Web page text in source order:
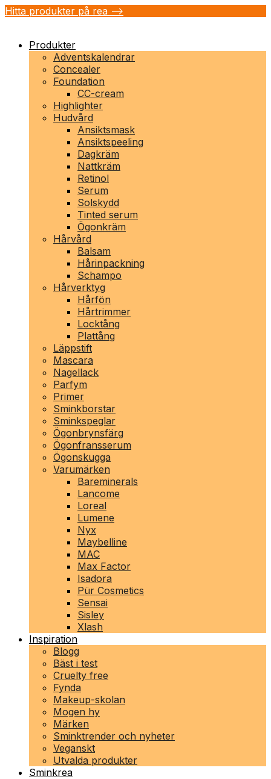
Hitta produkter på rea -->
Produkter
Adventskalendrar
Concealer
Foundation
CC-cream
Highlighter
Hudvård
Ansiktsmask
Ansiktspeeling
Dagkräm
Nattkräm
Retinol
Serum
Solskydd
Tinted serum
Ögonkräm
Hårvård
Balsam
Hårinpackning
Schampo
Hårverktyg
Hårfön
Hårtrimmer
Locktång
Plattång
Läppstift
Mascara
Nagellack
Parfym
Primer
Sminkborstar
Sminkspeglar
Ögonbrynsfärg
Ögonfransserum
Ögonskugga
Varumärken
Bareminerals
Lancome
Loreal
Lumene
Nyx
Maybelline
MAC
Max Factor
Isadora
Pür Cosmetics
Sensai
Sisley
Xlash
Inspiration
Blogg
Bäst i test
Cruelty free
Fynda
Makeup-skolan
Mogen hy
Märken
Sminktrender och nyheter
Veganskt
Utvalda produkter
Sminkrea